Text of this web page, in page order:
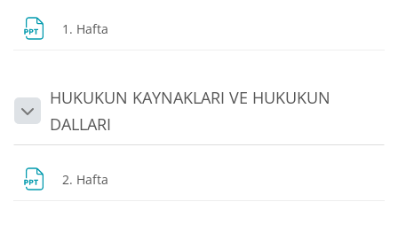
1. Hafta
Daralt
HUKUKUN KAYNAKLARI VE HUKUKUN
DALLARI
2. Hafta